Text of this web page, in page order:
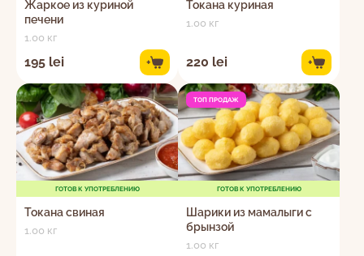
Жаркое из куриной
печени
1.00 кг
195 lei +
Токана куриная
1.00 кг
220 lei +
ГОТОВ К УПОТРЕБЛЕНИЮ
Токана свиная
1.00 кг
ТОП ПРОДАЖ
ГОТОВ К УПОТРЕБЛЕНИЮ
Шарики из мамалыги с
брынзой
1.00 кг